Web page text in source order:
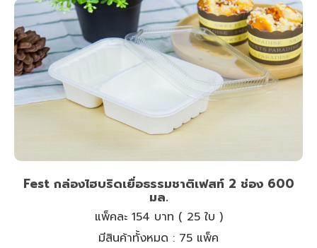
Fest กล่องไฮบริดเยื่อธรรมชาติเฟสท์ 2 ช่อง 600
มล.
แพ็คละ 154 บาท ( 25 ใบ )
มีสินค้าทั้งหมด : 75 แพ็ค